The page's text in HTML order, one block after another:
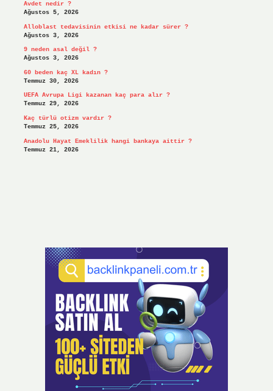
Avdet nedir ?
Ağustos 5, 2026
Alloblast tedavisinin etkisi ne kadar sürer ?
Ağustos 3, 2026
9 neden asal değil ?
Ağustos 3, 2026
60 beden kaç XL kadın ?
Temmuz 30, 2026
UEFA Avrupa Ligi kazanan kaç para alır ?
Temmuz 29, 2026
Kaç türlü otizm vardır ?
Temmuz 25, 2026
Anadolu Hayat Emeklilik hangi bankaya aittir ?
Temmuz 21, 2026